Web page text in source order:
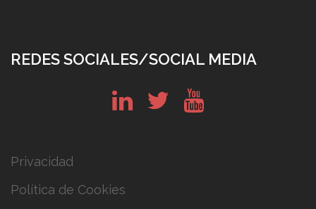
REDES SOCIALES/SOCIAL MEDIA
Privacidad
Política de Cookies